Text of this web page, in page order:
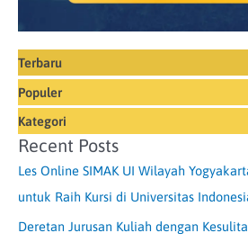
Terbaru
Populer
Kategori
Recent Posts
Les Online SIMAK UI Wilayah
untuk Raih Kursi di Universitas
Deretan Jurusan Kuliah dengan